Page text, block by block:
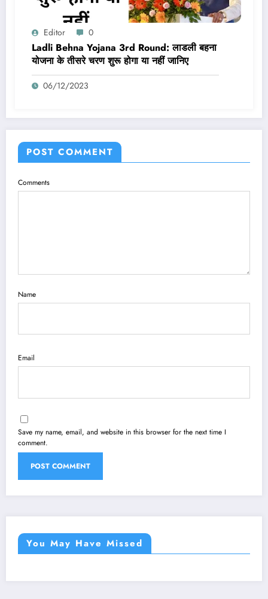
Editor 0
Ladli Behna Yojana 3rd Round: लाडली बहना
योजना के तीसरे चरण शुरू होगा या नहीं जानिए
06/12/2023
POST COMMENT
Comments
Name
Email
Save my name, email, and website in this browser for the next time I
comment.
You May Have Missed